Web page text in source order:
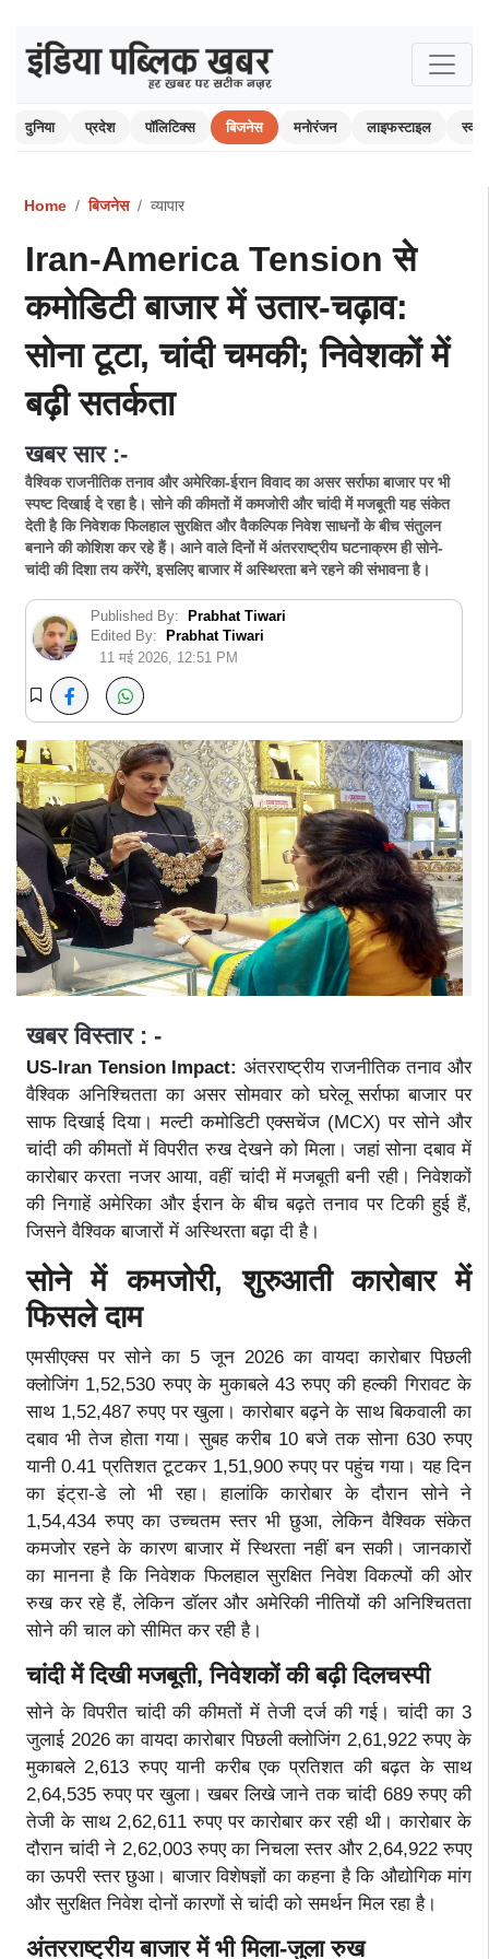
दुनिया प्रदेश पॉलिटिक्स बिजनेस मनोरंजन लाइफस्टाइल
Home बिजनेस व्यापार
Iran-America Tension से
कमोडिटी बाजार में उतार-चढ़ाव:
सोना टूटा, चांदी चमकी; निवेशकों में
बढ़ी सतर्कता
खबर सार :-
वैश्विक राजनीतिक तनाव और अमेरिका-ईरान विवाद का असर सर्राफा बाजार पर भी
स्पष्ट दिखाई दे रहा है। सोने की कीमतों में कमजोरी और चांदी में मजबूती यह संकेत
देती है कि निवेशक फिलहाल सुरक्षित और वैकल्पिक निवेश साधनों के बीच संतुलन
बनाने की कोशिश कर रहे हैं। आने वाले दिनों में अंतरराष्ट्रीय घटनाक्रम ही सोने-
चांदी की दिशा तय करेंगे, इसलिए बाजार में अस्थिरता बने रहने की संभावना है।
Published By:
Prabhat Tiwari
Edited By:
Prabhat Tiwari
11 मई 2026, 12:51 PM
खबर विस्तार : -
US-Iran Tension Impact: अंतरराष्ट्रीय राजनीतिक तनाव और
वैश्विक अनिश्चितता का असर सोमवार को घरेलू सर्राफा बाजार पर
साफ दिखाई दिया। मल्टी कमोडिटी एक्सचेंज (MCX) पर सोने और
चांदी की कीमतों में विपरीत रुख देखने को मिला। जहां सोना दबाव में
कारोबार करता नजर आया, वहीं चांदी में मजबूती बनी रही। निवेशकों
की निगाहें अमेरिका और ईरान के बीच बढ़ते तनाव पर टिकी हुई हैं,
जिसने वैश्विक बाजारों में अस्थिरता बढ़ा दी है।
सोने में कमजोरी, शुरुआती कारोबार में
फिसले दाम
एमसीएक्स पर सोने का 5 जून 2026 का वायदा कारोबार पिछली
क्लोजिंग 1,52,530 रुपए के मुकाबले 43 रुपए की हल्की गिरावट के
साथ 1,52,487 रुपए पर खुला। कारोबार बढ़ने के साथ बिकवाली का
दबाव भी तेज होता गया। सुबह करीब 10 बजे तक सोना 630 रुपए
यानी 0.41 प्रतिशत टूटकर 1,51,900 रुपए पर पहुंच गया। यह दिन
का इंट्रा-डे लो भी रहा। हालांकि कारोबार के दौरान सोने ने
1,54,434 रुपए का उच्चतम स्तर भी छुआ, लेकिन वैश्विक संकेत
कमजोर रहने के कारण बाजार में स्थिरता नहीं बन सकी। जानकारों
का मानना है कि निवेशक फिलहाल सुरक्षित निवेश विकल्पों की ओर
रुख कर रहे हैं, लेकिन डॉलर और अमेरिकी नीतियों की अनिश्चितता
सोने की चाल को सीमित कर रही है।
चांदी में दिखी मजबूती, निवेशकों की बढ़ी दिलचस्पी
सोने के विपरीत चांदी की कीमतों में तेजी दर्ज की गई। चांदी का 3
जुलाई 2026 का वायदा कारोबार पिछली क्लोजिंग 2,61,922 रुपए के
मुकाबले 2,613 रुपए यानी करीब एक प्रतिशत की बढ़त के साथ
2,64,535 रुपए पर खुला। खबर लिखे जाने तक चांदी 689 रुपए की
तेजी के साथ 2,62,611 रुपए पर कारोबार कर रही थी। कारोबार के
दौरान चांदी ने 2,62,003 रुपए का निचला स्तर और 2,64,922 रुपए
का ऊपरी स्तर छुआ। बाजार विशेषज्ञों का कहना है कि औद्योगिक मांग
और सुरक्षित निवेश दोनों कारणों से चांदी को समर्थन मिल रहा है।
अंतरराष्ट्रीय बाजार में भी मिला-जुला रुख